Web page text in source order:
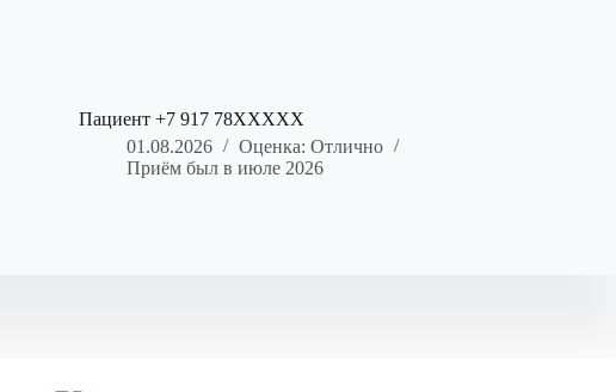
Пациент +7 917 78XXXXX
01.08.2026
Оценка: Отлично
Приём был в июле 2026